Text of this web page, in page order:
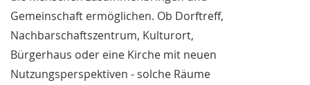
Gemeinschaft ermöglichen. Ob Dorftreff,
Nachbarschaftszentrum, Kulturort,
Bürgerhaus oder eine Kirche mit neuen
Nutzungsperspektiven - solche Räume